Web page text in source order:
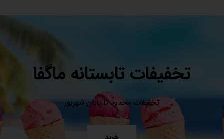
تخفیفات تابستانه ماگفا
تخفیفات محدود تا پایان شهریور